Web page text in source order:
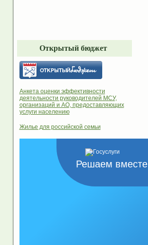
Открытый бюджет
Анкета оценки эффективности
деятельности руководителей МСУ,
организаций и АО, предоставляющих
услуги населению
Жилье для российской семьи
Решаем вместе